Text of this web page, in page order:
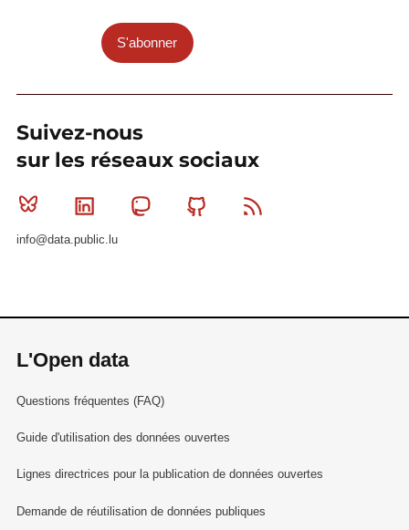
S'abonner
Suivez-nous
sur les réseaux sociaux
Bluesky Linkedin MastodonGithub
info@data.public.lu
L'Open data
Questions fréquentes (FAQ)
Guide d'utilisation des données ouvertes
Lignes directrices pour la publication de données ouvertes
Demande de réutilisation de données publiques